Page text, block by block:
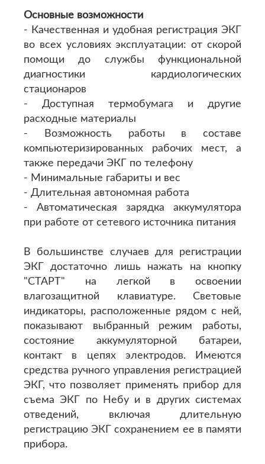
Основные возможности
- Качественная и удобная регистрация ЭКГ
во всех условиях эксплуатации: от скорой
помощи до службы функциональной
диагностики кардиологических
стационаров
- Доступная термобумага и другие
расходные материалы
- Возможность работы в составе
компьютеризированных рабочих мест, а
также передачи ЭКГ по телефону
- Минимальные габариты и вес
- Длительная автономная работа
- Автоматическая зарядка аккумулятора
при работе от сетевого источника питания
В большинстве случаев для регистрации
ЭКГ достаточно лишь нажать на кнопку
"СТАРТ" на легкой в освоении
влагозащитной клавиатуре. Световые
индикаторы, расположенные рядом с ней,
показывают выбранный режим работы,
состояние аккумуляторной батареи,
контакт в цепях электродов. Имеются
средства ручного управления регистрацией
ЭКГ, что позволяет применять прибор для
съема ЭКГ по Небу и в других системах
отведений, включая длительную
регистрацию ЭКГ сохранением ее в памяти
прибора.